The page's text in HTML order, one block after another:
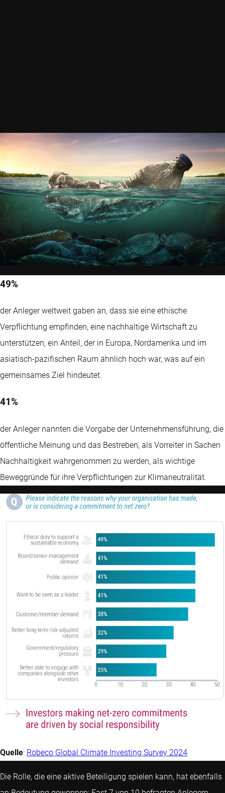
49%
der Anleger weltweit gaben an, dass sie eine ethische
Verpflichtung empfinden, eine nachhaltige Wirtschaft zu
unterstützen, ein Anteil, der in Europa, Nordamerika und im
asiatisch-pazifischen Raum ähnlich hoch war, was auf ein
gemeinsames Ziel hindeutet.
41%
der Anleger nannten die Vorgabe der Unternehmensführung, die
öffentliche Meinung und das Bestreben, als Vorreiter in Sachen
Nachhaltigkeit wahrgenommen zu werden, als wichtige
Beweggründe für ihre Verpflichtungen zur Klimaneutralität.
Quelle: Robeco Global Climate Investing Survey 2024
Die Rolle, die eine aktive Beteiligung spielen kann, hat ebenfalls